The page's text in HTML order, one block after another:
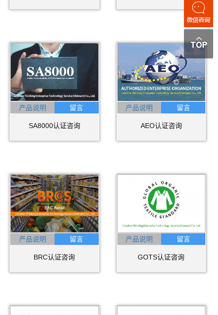
产品说明
SA8000认证咨询
产品说明
AEO认证咨询
产品说明
BRC认证咨询
产品说明
GOTS认证咨询